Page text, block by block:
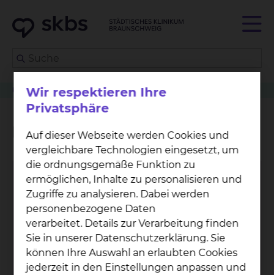
Klinikwegweiser Allgemein- & Viszeralchirurgie
Michael Demidow
Wir respektieren Ihre
Privatsphäre
Auf dieser Webseite werden Cookies und
vergleichbare Technologien eingesetzt, um
die ordnungsgemäße Funktion zu
ermöglichen, Inhalte zu personalisieren und
Zugriffe zu analysieren. Dabei werden
personenbezogene Daten
verarbeitet. Details zur Verarbeitung finden
Sie in unserer Datenschutzerklärung. Sie
können Ihre Auswahl an erlaubten Cookies
jederzeit in den Einstellungen anpassen und